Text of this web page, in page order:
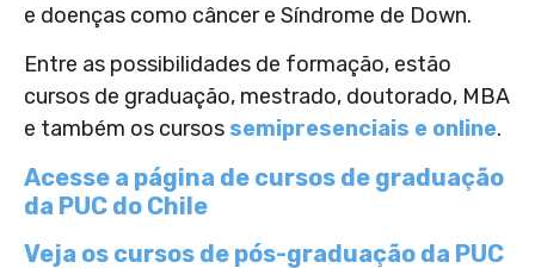
e doenças como câncer e Síndrome de Down.
Entre as possibilidades de formação, estão
cursos de graduação, mestrado, doutorado, MBA
e também os cursos semipresenciais e online.
Acesse a página de cursos de graduação
da PUC do Chile
Veja os cursos de pós-graduação da PUC